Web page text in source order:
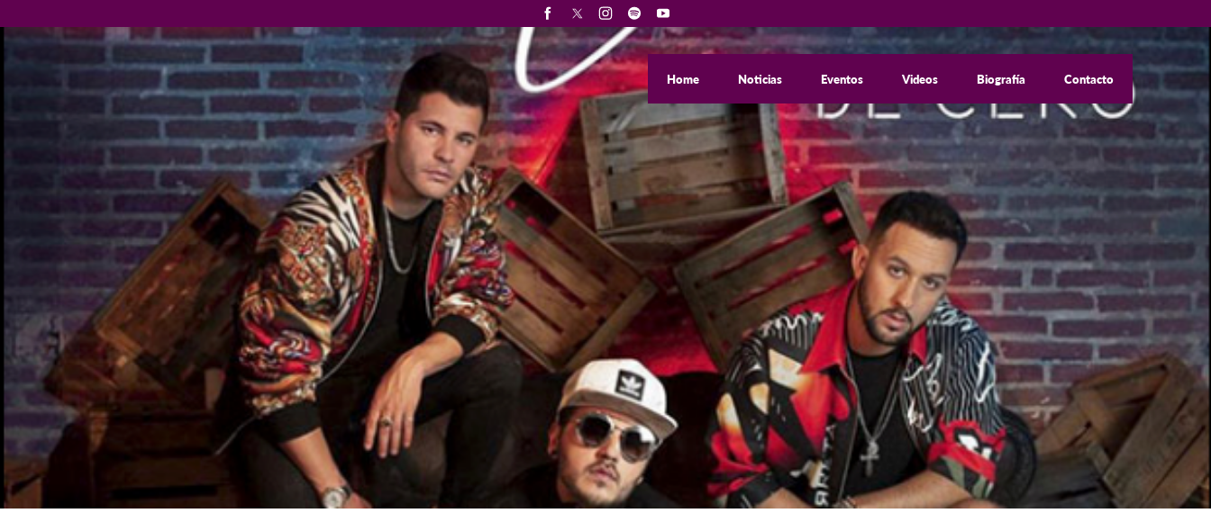
Home Noticias Eventos Videos Biografía Contacto